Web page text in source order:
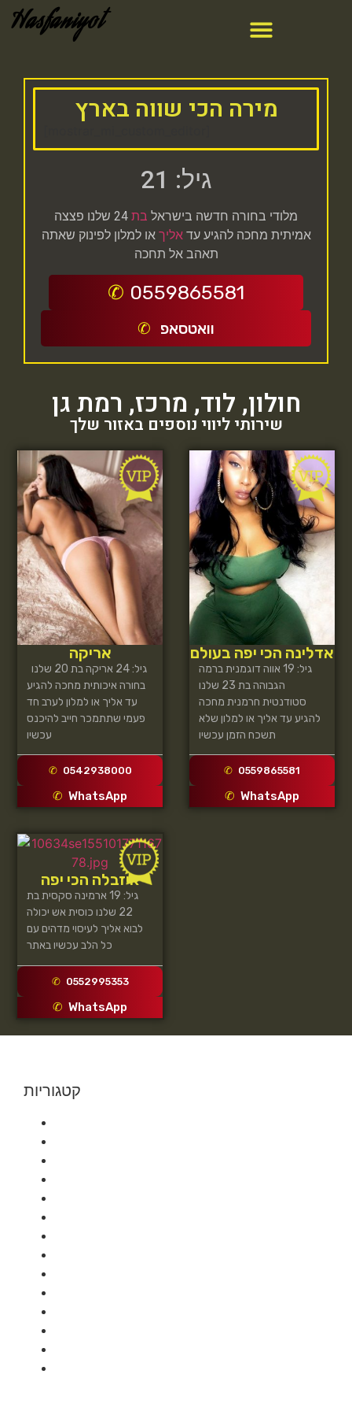
Hasfaniyot
מירה הכי שווה בארץ
גיל: 21
מלודי בחורה חדשה בישראל בת
24 שלנו פצצה
אמיתית מחכה להגיע עדאליך או למלון לפינוק שאתה
תאהב אל תחכה
0559865581
וואטסאפ
חולון, לוד, מרכז, רמת גן
שירותי ליווי נוספים באזור שלך
אריקה
בחורה איכותית מחכה להגיע
עד אליך או למלון לערב חד
פעמי שתתמכר חייב להיכנס
0542938000
WhatsApp
אדלינה הכי יפה בעולם
גיל: 19 אווה דוגמנית ברמה
הגבוהה בת 23 שלנו
סטודנטית חרמנית מחכה
להגיע עד אליך או למלון שלא
תשכח הזמן עכשיו
0559865581
WhatsApp
איזבלה הכי יפה
גיל: 19 ארמינה סקסית בת
22 שלנו כוסית אש יכולה
לבוא אליך לעיסוי מדהים עם
כל הלב עכשיו באתר
0552995353
WhatsApp
קטגוריות